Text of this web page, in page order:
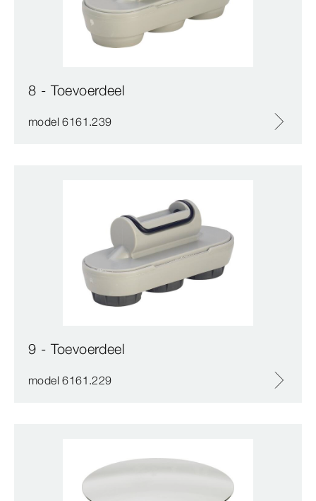
8 - Toevoerdeel
model 6161.239
9 - Toevoerdeel
model 6161.229